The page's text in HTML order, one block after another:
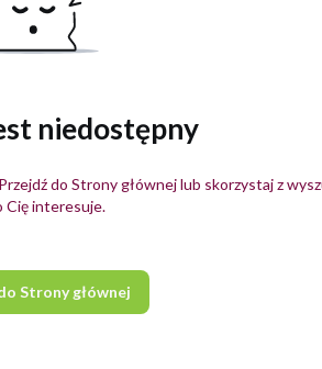
niedostępny
do Strony głównej lub skorzystaj z
Cię interesuje.
Strony głównej